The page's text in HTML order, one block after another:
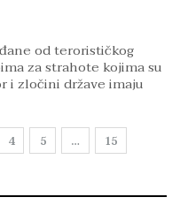
od terorističkog
za strahote kojima su
i zločini države imaju
4 5 …
15